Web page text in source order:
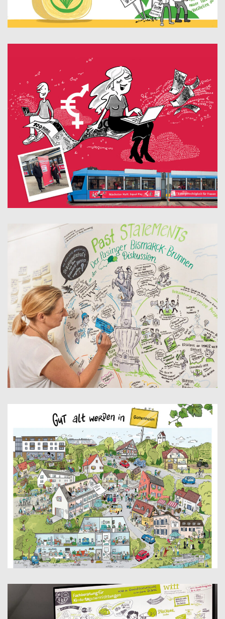
BAYERISCHER BAUERNVERBAND STRATEGIEBILD
EQUAL PAY DAY ILLUSTRATION FÜR TRAM
BÜRGERDISKUSSION BISMARCK DENKMAL
WIMMELBILD – GUT ALT WERDEN